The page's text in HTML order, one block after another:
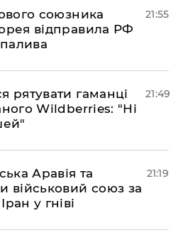
союзника
відправила РФ
21:55
рятувати гаманці
Wildberries: "Ні
21:49
Аравія та
військовий союз за
у гніві
21:19